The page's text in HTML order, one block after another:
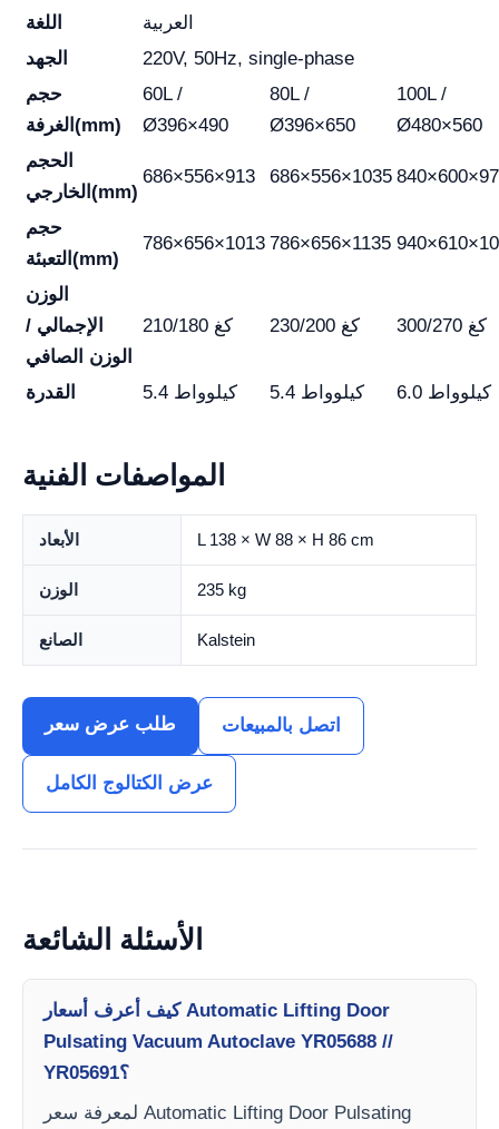
اللغة
العربية
الجهد
220V, 50Hz, single-phase
حجم
الغرفة(mm)
60L /
Ø396×490
80L /
Ø396×650
100L /
Ø480×560
الحجم
الخارجي(mm)
686×556×913 686×556×1035
حجم
التعبئة(mm)
786×656×1013 786×656×1135
الوزن
الإجمالي /
الوزن الصافي
210/180 كغ 230/200 كغ 300/270 كغ
القدرة 5.4 كيلوواط 5.4 كيلوواط 6.0 كيلوواط
المواصفات الفنية
الأبعاد L 138 × W 88 × H 86 cm
الوزن 235 kg
الصانع Kalstein
طلب عرض سعر اتصل بالمبيعات
عرض الكتالوج الكامل
الأسئلة الشائعة
كيف أعرف أسعار Automatic Lifting Door
Pulsating Vacuum Autoclave YR05688 //
YR05691؟
لمعرفة سعر Automatic Lifting Door Pulsating